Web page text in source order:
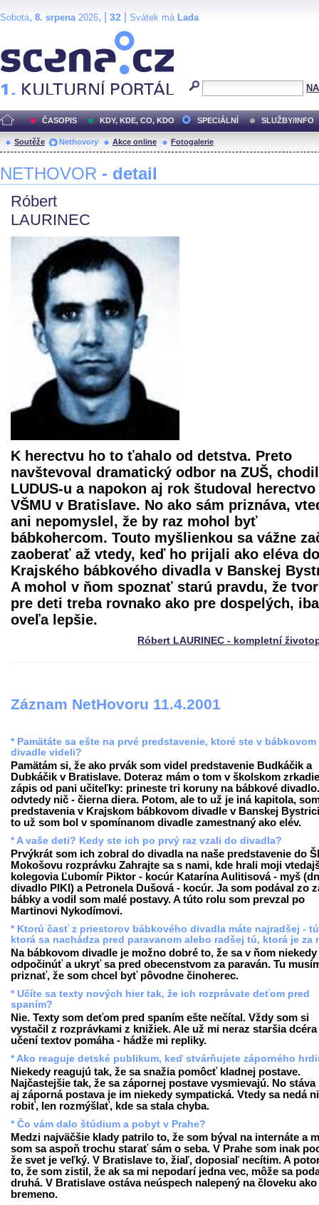
Sobota, 8. srpena2026, | 32 Svátek má Lada
ČASOPIS KDY, KDE, CO, KDO SPECIÁLNÍ SLUŽBY/INFO
Soutěže Nethovory Akce online Fotogalerie
NETHOVOR - detail
Róbert
LAURINEC
K herectvu ho to ťahalo od detstva. Preto
navštevoval dramatický odbor na ZUŠ,
LUDUS-u a napokon aj rok študoval herectvo
VŠMU v Bratislave. No ako sám priznáva,
ani nepomyslel, že by raz mohol byť
bábkohercom. Touto myšlienkou sa vážne
zaoberať až vtedy, keď ho prijali ako eléva do
Krajského bábkového divadlav Banskej
A mohol v ňom spoznať starú pravdu, že
pre deti treba rovnako ako pre dospelých,
oveľa lepšie.
Róbert LAURINEC - kompletní
Záznam NetHovoru 11.4.2001
* Pamätáte sa ešte na prvé predstavenie, ktoré ste v bábkovom
divadle videli?
Pamätám si, že ako prvák som videl predstavenie Budkáčik a
Dubkáčik v Bratislave. Doteraz mám o tom v školskom
zápis od pani učiteľky: prineste tri koruny na bábkové
odvtedy nič - čierna diera. Potom, ale to už je iná kapitola,
predstavenia v Krajskom bábkovom divadle v Banskej
to už som bol v spomínanom divadle zamestnaný ako elév.
* A vaše deti? Kedy ste ich po prvý raz vzali do divadla?
Prvýkrát som ich zobral do divadla na naše predstavenie do
Mokošovu rozprávku Zahrajte sa s nami, kde hrali moji
kolegovia Ľubomír Piktor - kocúr Katarína Aulitisová - myš
divadlo PIKI) a Petronela Dušová - kocúr. Ja som podával zo
bábky a vodil som malé postavy. A túto rolu som prevzal po
Martinovi Nykodímovi.
* Ktorú časť z priestorov bábkového divadla máte najradšej -
ktorá sa nachádza pred paravanom alebo radšej tú, ktorá je za
Na bábkovom divadle je možno dobré to, že sa v ňom niekedy
odpočinúť a ukryť sa pred obecenstvom za paraván. Tu
priznať, že som chcel byť pôvodne činoherec.
* Učíte sa texty nových hier tak, že ich rozprávate deťom pred
spaním?
Nie. Texty som deťom pred spaním ešte nečítal. Vždy som si
vystačil z rozprávkami z knižiek. Ale už mi neraz staršia
učení textov pomáha - hádže mi repliky.
* Ako reaguje detské publikum, keď stvárňujete záporného
Niekedy reagujú tak, že sa snažia pomôcť kladnej postave.
Najčastejšie tak, že sa zápornej postave vysmievajú. No stáva
aj záporná postava je im niekedy sympatická. Vtedy sa nedá
robiť, len rozmýšlať, kde sa stala chyba.
* Čo vám dalo štúdium a pobyt v Prahe?
Medzi najväčšie klady patrilo to, že som býval na internáte a
som sa aspoň trochu starať sám o seba. V Prahe som inak
že svet je veľký. V Bratislave to, žiaľ, doposiaľ necítim. A
to, že som zistil, že ak sa mi nepodarí jedna vec, môže sa
druhá. V Bratislave ostáva neúspech nalepený na človeku ako
bremeno.